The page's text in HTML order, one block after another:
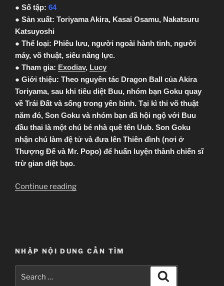
● Số tập: 64
● Sản xuất: Toriyama Akira, Kasai Osamu, Nakatsuru
Katsuyoshi
● Thể loại: Phiêu lưu, người ngoài hành tinh, người
máy, võ thuật, siêu năng lực.
● Tham gia: Exodiav, Lucy
● Giới thiệu: Theo nguyên tác Dragon Ball của Akira
Toriyama, sau khi tiêu diệt Buu, nhóm bạn Goku quay
về Trái Đất và sống trong yên bình. Tại kì thi võ thuật
năm đó, Son Goku và nhóm bạn đã hội ngộ với Buu
đầu thai là một chú bé nhà quê tên Uub. Son Goku
nhận chú làm đệ tử và đưa lên Thiên đình (nơi ở
Thượng Đế và Mr. Popo) để huấn luyện thành chiến sĩ
trừ gian diệt bạo.
Continue reading“[Clip-
NHẬP NỘI DUNG CẦN TÌM
for: